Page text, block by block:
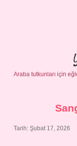
Araba tutkunları için
Tarih: Şubat 17, 2026